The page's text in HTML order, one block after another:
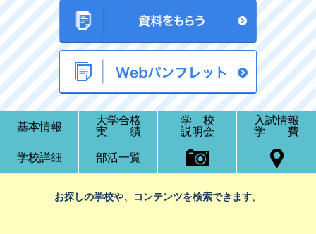
基本情報
大学合格
実 績
学 校
説明会
入試情報
学 費
学校詳細 部活一覧
お探しの学校や、コンテンツを検索できます。